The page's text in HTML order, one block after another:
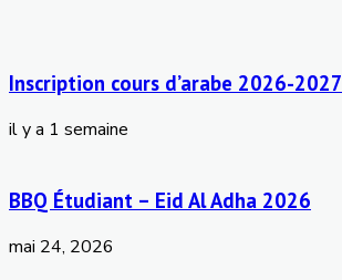
Inscription cours d’arabe 2026-2027
il y a 1 semaine
BBQ Étudiant – Eid Al Adha 2026
mai 24, 2026